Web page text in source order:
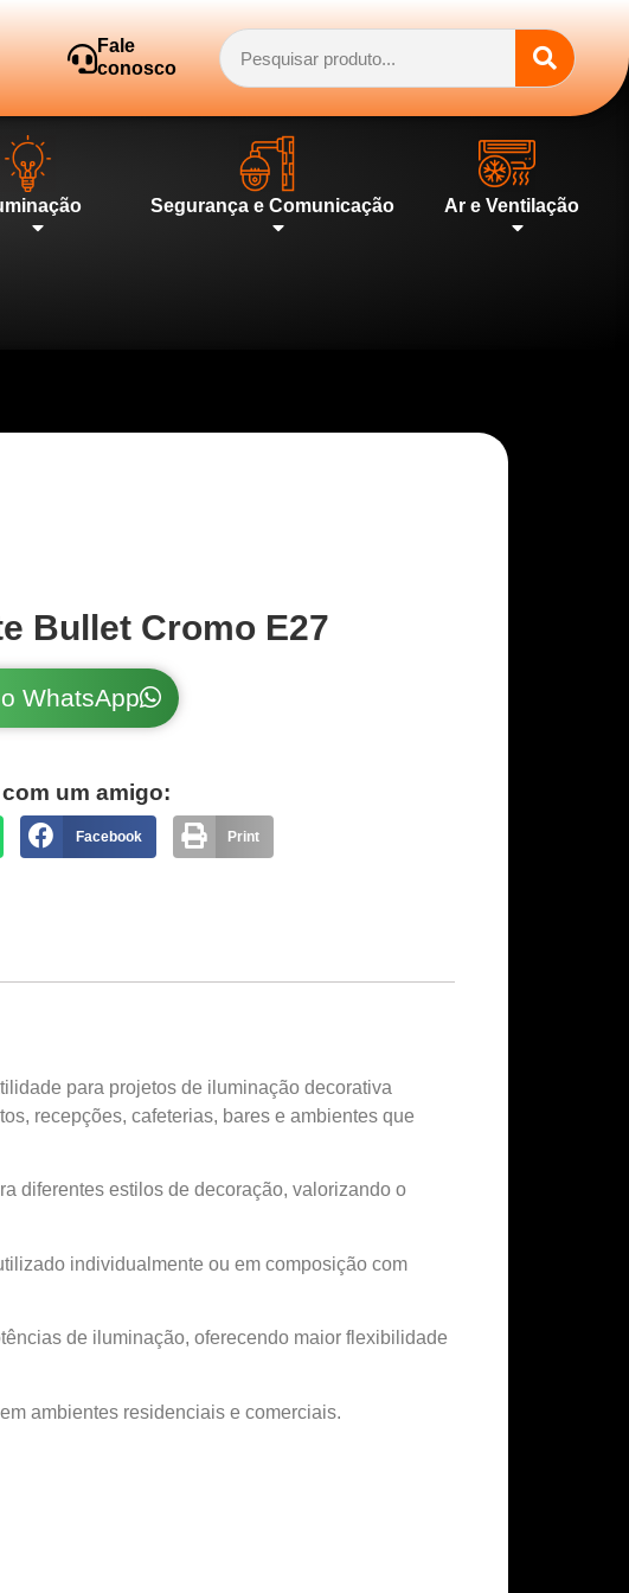
Fale
conosco
Segurança e Comunicação Ar e Ventilação
Bullet Cromo E27
WhatsApp
um amigo:
Facebook Print
para projetos de iluminação decorativa
recepções, cafeterias, bares e ambientes que
diferentes estilos de decoração, valorizando o
individualmente ou em composição com
de iluminação, oferecendo maior flexibilidade
ambientes residenciais e comerciais.